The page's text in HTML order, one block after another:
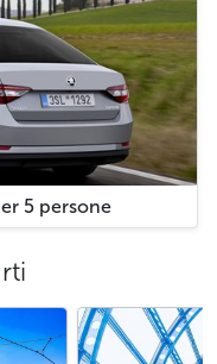
5 persone